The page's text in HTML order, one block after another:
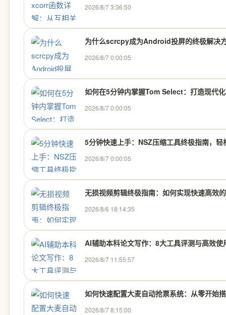
2026/8/7 3:36:50
为什么scrcpy成为Android投屏的终极解决
2026/8/7 0:00:05
如何在5分钟内掌握Tom Select：打造现代
2026/8/7 0:00:05
5分钟快速上手：NSZ压缩工具终极指南，
2026/8/7 0:00:05
无损视频剪辑终极指南：如何实现快速高效
2026/8/6 18:14:35
AI辅助本科论文写作：8大工具评测与高效使
2026/8/7 11:55:57
如何快速配置大麦自动抢票系统：从零开始
2026/8/7 8:15:00